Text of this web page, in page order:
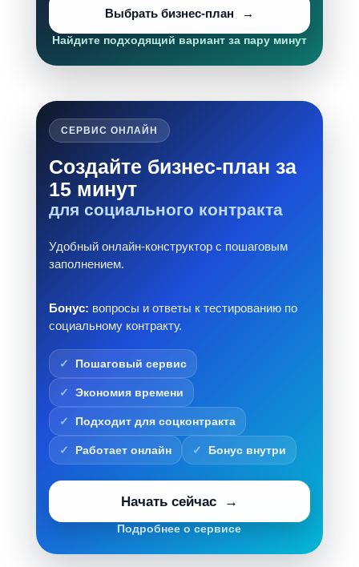
Выбрать бизнес-план
Найдите подходящий вариант за пару минут
СЕРВИС ОНЛАЙН
Создайте бизнес-план за
15 минут
для социального контракта
Удобный онлайн-конструктор с пошаговым
заполнением.
Бонус: вопросы и ответы к тестированию по
социальному контракту.
Пошаговый сервис
Экономия времени
Подходит для соцконтракта
Работает онлайн Бонус внутри
Начать сейчас
Подробнее о сервисе